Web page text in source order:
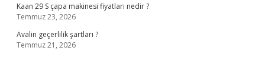
Kaan 29 S çapa makinesi fiyatları nedir ?
Temmuz 23, 2026
Avalin geçerlilik şartları ?
Temmuz 21, 2026